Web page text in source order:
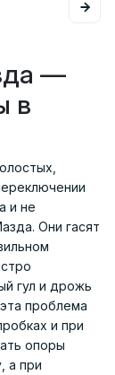
—
в
и не
Они гасят
гул и дрожь
проблема
и при
опоры
а при